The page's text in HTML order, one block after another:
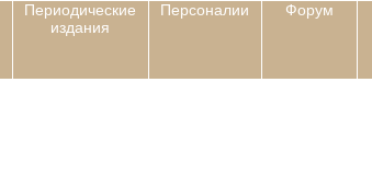
Периодические
издания
Персоналии Форум